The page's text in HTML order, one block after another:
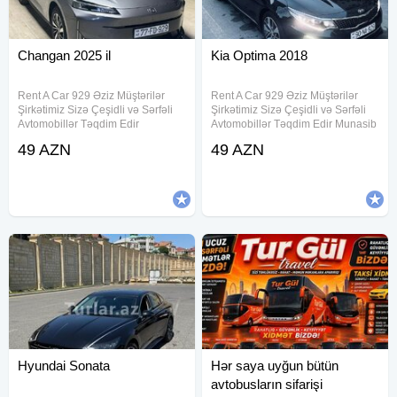
Changan 2025 il
Rent A Car 929 Əziz Müştərilər
Şirkətimiz Sizə Çeşidli və Sərfəli
Avtomobillər Təqdim Edir
icareye masin teklif ediriki, Depozit
49 AZN
Kia Optima 2018
Rent A Car 929 Əziz Müştərilər
Şirkətimiz Sizə Çeşidli və Sərfəli
Avtomobillər Təqdim Edir Munasib
masin teklif edirik 7/24 icare
49 AZN
Hyundai Sonata
Hər saya uyğun bütün
avtobusların sifarişi